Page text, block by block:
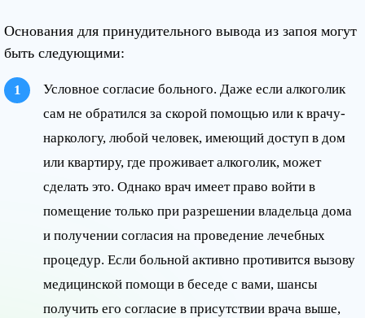
Основания для принудительного вывода из запоя могут
быть следующими:
Условное согласие больного. Даже если алкоголик
сам не обратился за скорой помощью или к врачу-
наркологу, любой человек, имеющий доступ в дом
или квартиру, где проживает алкоголик, может
сделать это. Однако врач имеет право войти в
помещение только при разрешении владельца дома
и получении согласия на проведение лечебных
процедур. Если больной активно противится вызову
медицинской помощи в беседе с вами, шансы
получить его согласие в присутствии врача выше,